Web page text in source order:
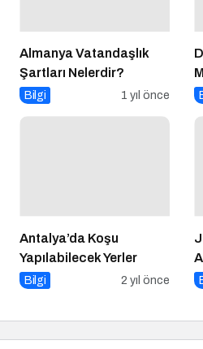
Almanya Vatandaşlık
Şartları Nelerdir?
Bilgi 1 yıl önce
Antalya’da Koşu
Yapılabilecek Yerler
Bilgi 2 yıl önce